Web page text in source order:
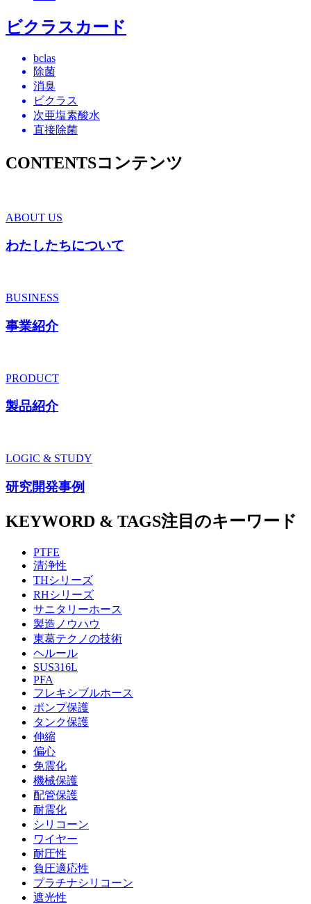
ビクラスカード
bclas
除菌
消臭
ビクラス
次亜塩素酸水
直接除菌
CONTENTSコンテンツ
ABOUT US
わたしたちについて
BUSINESS
事業紹介
PRODUCT
製品紹介
LOGIC & STUDY
研究開発事例
KEYWORD & TAGS注目のキーワード
PTFE
清浄性
THシリーズ
RHシリーズ
サニタリーホース
製造ノウハウ
東葛テクノの技術
ヘルール
SUS316L
PFA
フレキシブルホース
ポンプ保護
タンク保護
伸縮
偏心
免震化
機械保護
配管保護
耐震化
シリコーン
ワイヤー
耐圧性
負圧適応性
プラチナシリコーン
遮光性